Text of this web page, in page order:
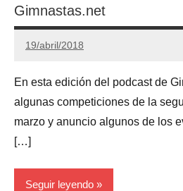
Gimnastas.net
19/abril/2018
Gimnastas.net
No
comentarios
En esta edición del podcast de
algunas competiciones de la
marzo y anuncio algunos de los
[…]
Seguir leyendo